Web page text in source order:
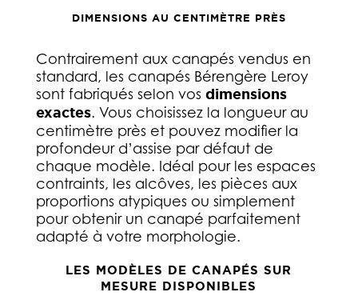
DIMENSIONS AU CENTIMÈTRE PRÈS
Contrairement aux canapés vendus en
standard, les canapés Bérengère Leroy
sont fabriqués selon vos dimensions
exactes. Vous choisissez la longueur au
centimètre près et pouvez modifier la
profondeur d’assise par défaut de
chaque modèle. Idéal pour les espaces
contraints, les alcôves, les pièces aux
proportions atypiques ou simplement
pour obtenir un canapé parfaitement
adapté à votre morphologie.
LES MODÈLES DE CANAPÉS SUR
MESURE DISPONIBLES